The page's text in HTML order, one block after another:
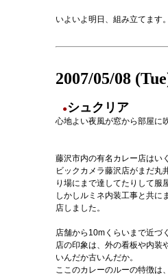
いよいよ明日、組み立てます。
2007/05/08
●シュクリア
心地よい夜風が窓から部屋に
藤沢市内の有名カレー店はい
ビックカメラ藤沢店がまだ丸
り場にまで達してたりして服
しかしルミネ内装工事と共に
店しました。
店舗から10mくらいまで近づ
店の印象は、外の看板や内装
いんだか古いんだか。
ここのカレーのルーの特徴は